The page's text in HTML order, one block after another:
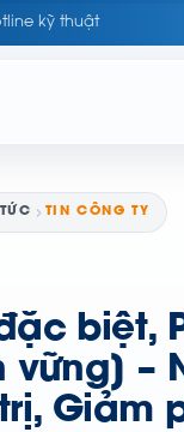
kỹ thuật
TIN CÔNG TY
biệt,
vững] –
Giảm